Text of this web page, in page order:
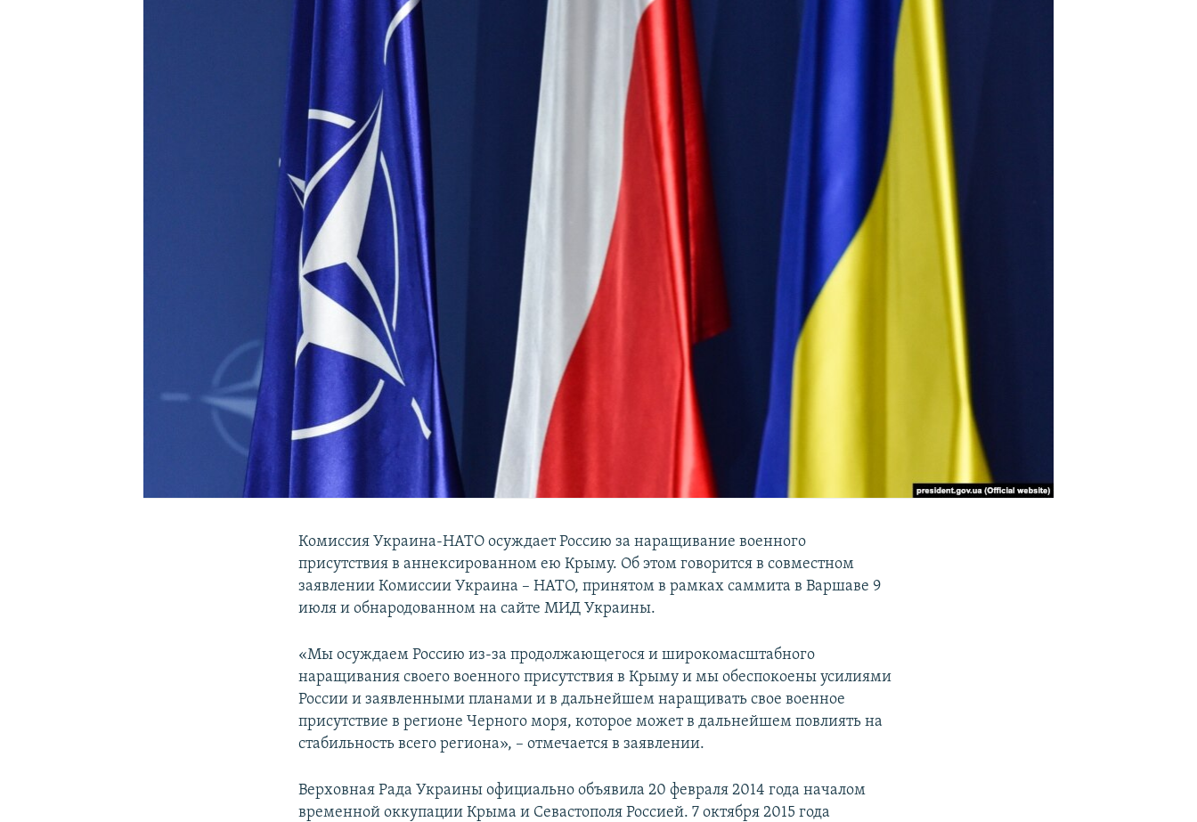
Комиссия Украина-НАТО осуждает Россию за наращивание военного
присутствия в аннексированном ею Крыму. Об этом говорится в совместном
заявлении Комиссии Украина – НАТО, принятом в рамках саммита в Варшаве 9
июля и обнародованном на сайте МИД Украины.
«Мы осуждаем Россию из-за продолжающегося и широкомасштабного
наращивания своего военного присутствия в Крыму и мы обеспокоены усилиями
России и заявленными планами и в дальнейшем наращивать свое военное
присутствие в регионе Черного моря, которое может в дальнейшем повлиять на
стабильность всего региона», – отмечается в заявлении.
Верховная Рада Украины официально объявила 20 февраля 2014 года началом
временной оккупации Крыма и Севастополя Россией. 7 октября 2015 года